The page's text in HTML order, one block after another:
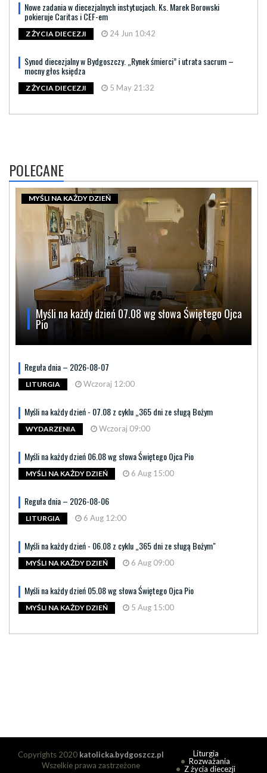
Nowe zadania w diecezjalnych instytucjach. Ks. Marek Borowski
pokieruje Caritas i CEF-em
Z ŻYCIA DIECEZJI 24 Jun 10:42
Synod diecezjalny w Bydgoszczy. „Rynek śmierci” i utrata sacrum –
mocny głos księdza
Z ŻYCIA DIECEZJI 5 May 21:32
POLECANE
Myśli na każdy dzień 07.08 wg słowa Świętego Ojca
Pio
MYŚLI NA KAŻDY DZIEŃ
Reguła dnia – 2026-08-07
LITURGIA Wczoraj 12:00
Myśli na każdy dzień - 07.08 z cyklu „365 dni ze sługą Bożym
WYDARZENIA Wczoraj 09:00
Myśli na każdy dzień 06.08 wg słowa Świętego Ojca Pio
MYŚLI NA KAŻDY DZIEŃ 6 Aug 15:00
Reguła dnia – 2026-08-06
LITURGIA 6 Aug 12:00
Myśli na każdy dzień - 06.08 z cyklu „365 dni ze sługą Bożym"
MYŚLI NA KAŻDY DZIEŃ 6 Aug 09:00
Myśli na każdy dzień 05.08 wg słowa Świętego Ojca Pio
MYŚLI NA KAŻDY DZIEŃ 5 Aug 15:00
Copyrights 2020 katolicka.bydgoszcz.pl
Wszelkie prawa zastrzeżone
Liturgia
Rozważania
Z życia diecezji